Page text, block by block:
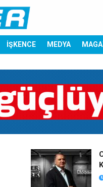
İŞKENCE MEDYA